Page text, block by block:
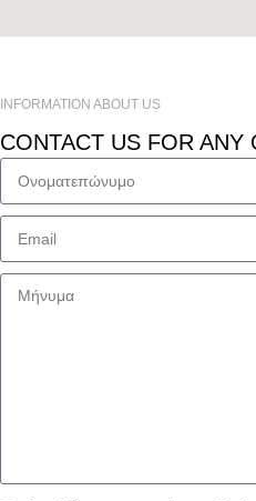
INFORMATION ABOUT US
CONTACT US FOR ANY